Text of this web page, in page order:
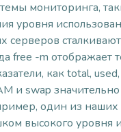
мониторинга,
уровня
серверов
free -m отображает
как total, used,
и swap значительно
один из
высокого уровня